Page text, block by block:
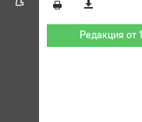
Редакция от